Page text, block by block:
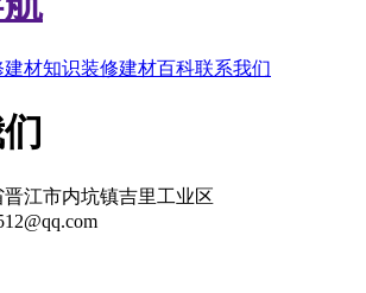
建材知识装修建材百科联系我们
江市内坑镇吉里工业区